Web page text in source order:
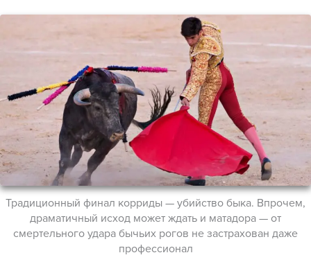
Традиционный финал корриды — убийство быка. Впрочем,
драматичный исход может ждать и матадора — от
смертельного удара бычьих рогов не застрахован даже
профессионал